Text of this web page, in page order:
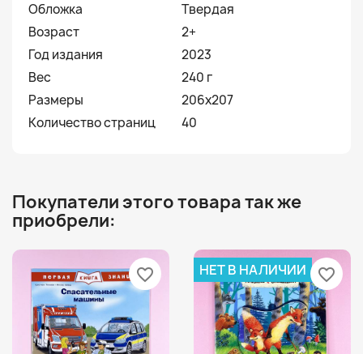
Обложка
Твердая
Возраст
2+
Год издания
2023
Вес
240 г
Размеры
206x207
Количество страниц
40
Покупатели этого товара так же
приобрели:
favorite_border НЕТ В НАЛИЧИИ favorite_border